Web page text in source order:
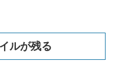
ルが残る